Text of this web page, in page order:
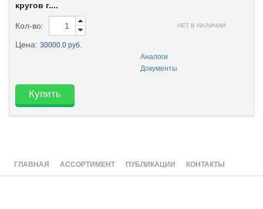
кругов г....
Кол-во: НЕТ В НАЛИЧИИ
Цена: 30000.0 руб.
Аналоги
Документы
Купить
ГЛАВНАЯ АССОРТИМЕНТ ПУБЛИКАЦИИ КОНТАКТЫ